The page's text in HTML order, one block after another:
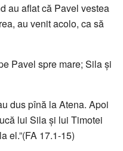
au aflat că Pavel vestea
au venit acolo, ca să
Pavel spre mare; Sila şi
dus pînă la Atena. Apoi
lui Sila şi lui Timotei
el.”(FA 17.1-15)